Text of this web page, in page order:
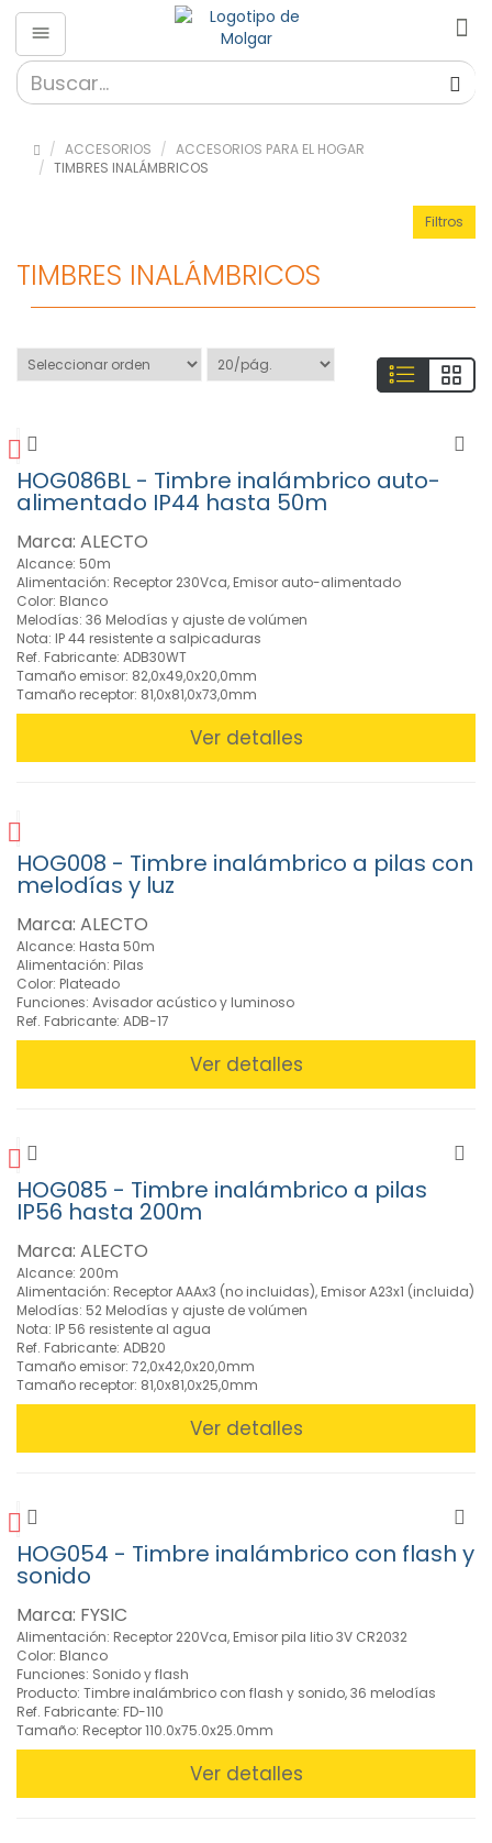
ACCESORIOS
ACCESORIOS PARA EL HOGAR
TIMBRES INALÁMBRICOS
Accesorios
»
para el
Hogar (58)
(21)
Smarthome
(8)
de
Pared
Relojes
despertador
(2)
Timbres
Inalámbricos
(8)
Videoporteros
(2)
(5)
»
y
Linternas
(6)
» Salud y
Bienestar
(25)
Seguridad
(1)
»
Soportes
Altavoz
(40)
»
Telefonía
(26)
»
Telemandos
»
(18)
FILTROS
BUSCADOR
CARACTERISTICAS
Filtros
TIMBRES INALÁMBRICOS
HOG086BL - Timbre inalámbrico auto-
alimentado IP44 hasta 50m
Marca: ALECTO
Alcance: 50m
Alimentación: Receptor 230Vca, Emisor auto-alimentado
Color: Blanco
Melodías: 36 Melodías y ajuste de volúmen
Nota: IP 44 resistente a salpicaduras
Ref. Fabricante: ADB30WT
Tamaño emisor: 82,0x49,0x20,0mm
Tamaño receptor: 81,0x81,0x73,0mm
Ver detalles
HOG008 - Timbre inalámbrico a pilas con
melodías y luz
Marca: ALECTO
Alcance: Hasta 50m
Alimentación: Pilas
Color: Plateado
Funciones: Avisador acústico y luminoso
Ref. Fabricante: ADB-17
Ver detalles
HOG085 - Timbre inalámbrico a pilas
IP56 hasta 200m
Marca: ALECTO
Alcance: 200m
Alimentación: Receptor AAAx3 (no incluidas), Emisor A23x1 (incluida)
Melodías: 52 Melodías y ajuste de volúmen
Nota: IP 56 resistente al agua
Ref. Fabricante: ADB20
Tamaño emisor: 72,0x42,0x20,0mm
Tamaño receptor: 81,0x81,0x25,0mm
Ver detalles
HOG054 - Timbre inalámbrico con flash y
sonido
Marca: FYSIC
Alimentación: Receptor 220Vca, Emisor pila litio 3V CR2032
Color: Blanco
Funciones: Sonido y flash
Producto: Timbre inalámbrico con flash y sonido, 36 melodías
Ref. Fabricante: FD-110
Tamaño: Receptor 110.0x75.0x25.0mm
Ver detalles